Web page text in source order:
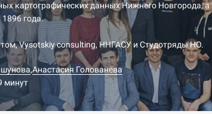
картографических данных Нижнего Новгорода, а
1896 года.
Vysotskiy consulting, ННГАСУ и Студотряды НО.
,Анастасия Голованёва
минут